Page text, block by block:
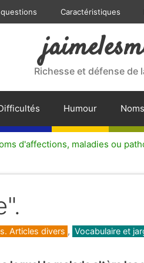
Caractéristiques
Richesse et défense de
Humour
d'affections, maladies ou
Articles divers , Vocabulaire et